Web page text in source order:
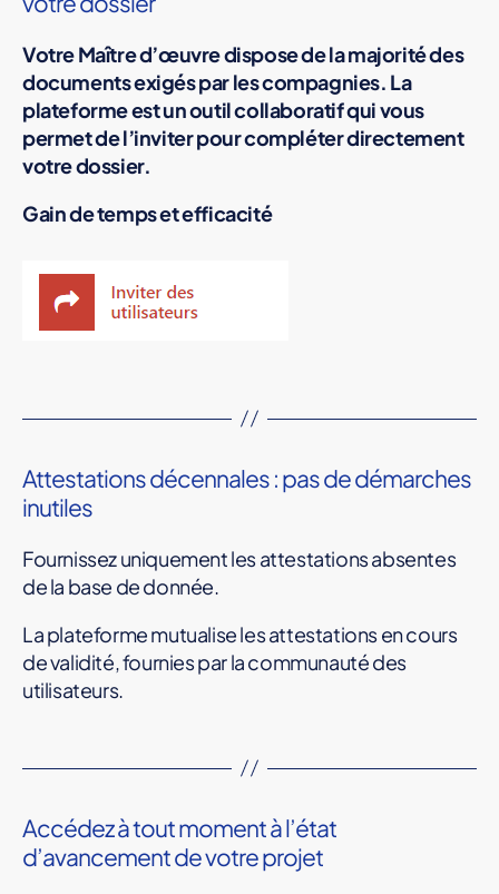
Votre Maître d’œuvre dispose de la majorité des
documents exigés par les compagnies. La
plateforme est un outil collaboratif qui vous
permet de l’inviter pour compléter directement
votre dossier.
Gain de temps et efficacité
Attestations décennales : pas de démarches
inutiles
Fournissez uniquement les attestations absentes
de la base de donnée.
La plateforme mutualise les attestations en cours
de validité, fournies par la communauté des
utilisateurs.
Accédez à tout moment à l’état
d’avancement de votre projet